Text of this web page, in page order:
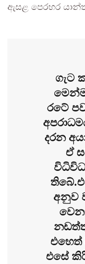
ඇසළ පෙරහර
ගැට
රටේ
දරන
ඒ
අනුව
එහෙත්
එසේ